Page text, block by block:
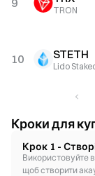
9 TRON
10 STETH
Lido
Кроки для
Крок 1 -
Використовуйте
щоб створити